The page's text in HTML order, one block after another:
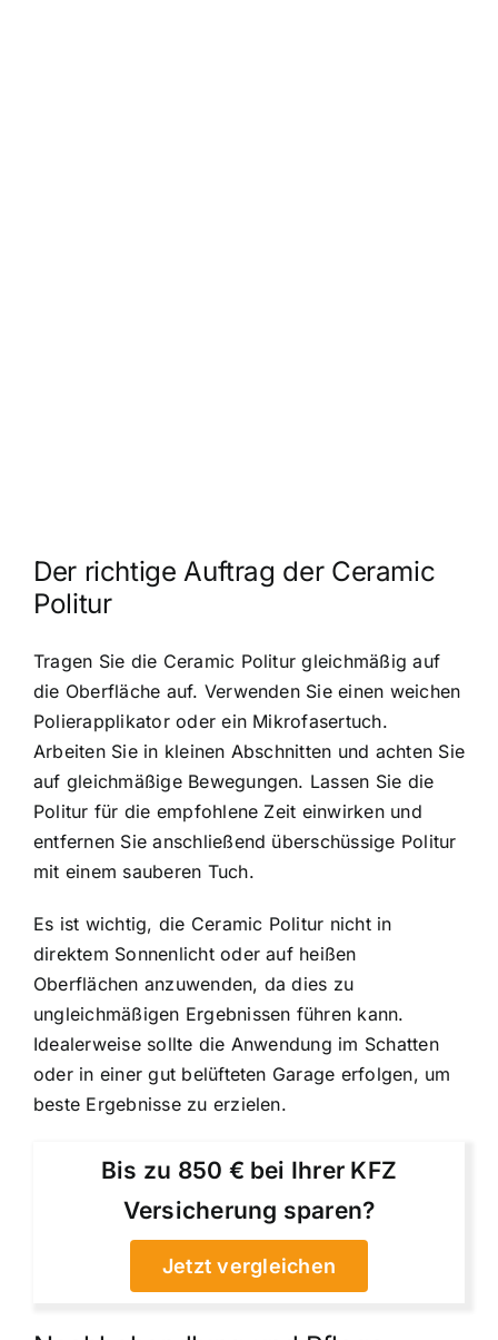
Der richtige Auftrag der Ceramic
Politur
Tragen Sie die Ceramic Politur gleichmäßig auf
die Oberfläche auf. Verwenden Sie einen weichen
Polierapplikator oder ein Mikrofasertuch.
Arbeiten Sie in kleinen Abschnitten und achten Sie
auf gleichmäßige Bewegungen. Lassen Sie die
Politur für die empfohlene Zeit einwirken und
entfernen Sie anschließend überschüssige Politur
mit einem sauberen Tuch.
Es ist wichtig, die Ceramic Politur nicht in
direktem Sonnenlicht oder auf heißen
Oberflächen anzuwenden, da dies zu
ungleichmäßigen Ergebnissen führen kann.
Idealerweise sollte die Anwendung im Schatten
oder in einer gut belüfteten Garage erfolgen, um
beste Ergebnisse zu erzielen.
Bis zu 850 € bei Ihrer KFZ
Versicherung sparen?
Jetzt vergleichen